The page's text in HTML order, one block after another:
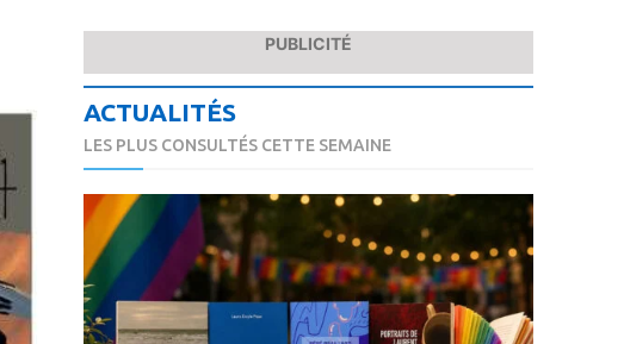
PUBLICITÉ
ACTUALITÉS
LES PLUS CONSULTÉS CETTE SEMAINE